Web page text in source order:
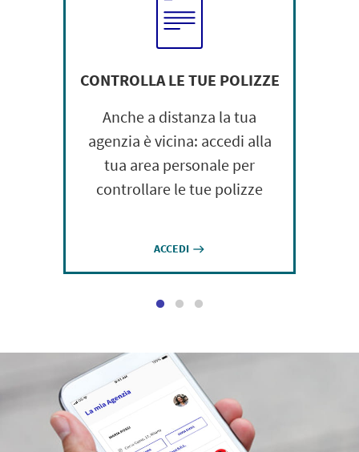
CONTROLLA LE TUE POLIZZE
Anche a distanza la tua
agenzia è vicina: accedi alla
tua area personale per
controllare le tue polizze
ACCEDI east